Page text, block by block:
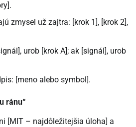
zmysel už zajtra: [krok 1], [krok 2],
urob [krok A]; ak [signál], urob
[meno alebo symbol].
ránu“
[MIT – najdôležitejšia úloha] a